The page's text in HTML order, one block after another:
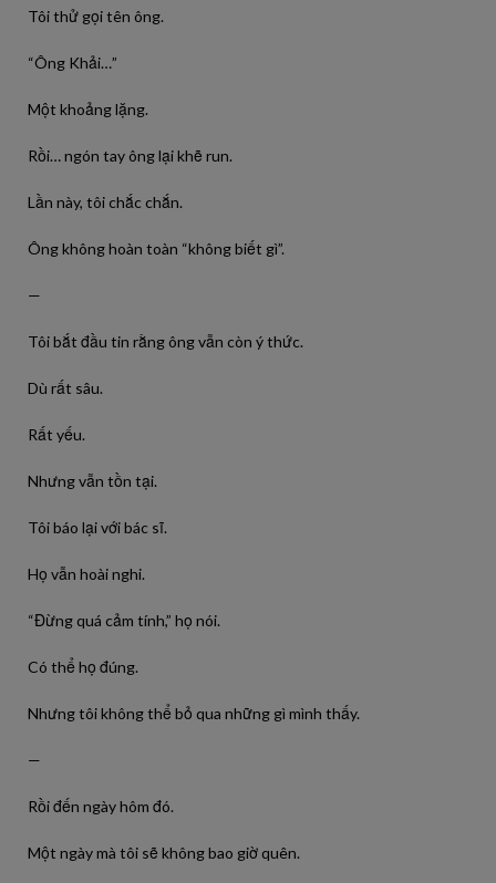
Tôi thử gọi tên ông.
“Ông Khải…”
Một khoảng lặng.
Rồi… ngón tay ông lại khẽ run.
Lần này, tôi chắc chắn.
Ông không hoàn toàn “không biết gì”.
—
Tôi bắt đầu tin rằng ông vẫn còn ý thức.
Dù rất sâu.
Rất yếu.
Nhưng vẫn tồn tại.
Tôi báo lại với bác sĩ.
Họ vẫn hoài nghi.
“Đừng quá cảm tính,” họ nói.
Có thể họ đúng.
Nhưng tôi không thể bỏ qua những gì mình thấy.
—
Rồi đến ngày hôm đó.
Một ngày mà tôi sẽ không bao giờ quên.